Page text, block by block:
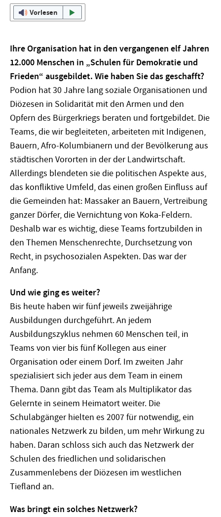
Vorlesen
Ihre Organisation hat in den vergangenen elf Jahren
12.000 Menschen in „Schulen für Demokratie und
Frieden“ ausgebildet. Wie haben Sie das geschafft?
Podion hat 30 Jahre lang soziale Organisationen und
Diözesen in Solidarität mit den Armen und den
Opfern des Bürgerkriegs beraten und fortgebildet. Die
Teams, die wir begleiteten, arbeiteten mit Indigenen,
Bauern, Afro-Kolumbianern und der Bevölkerung aus
städtischen Vororten in der der Landwirtschaft.
Allerdings blendeten sie die politischen Aspekte aus,
das konfliktive Umfeld, das einen großen Einfluss auf
die Gemeinden hat: Massaker an Bauern, Vertreibung
ganzer Dörfer, die Vernichtung von Koka-Feldern.
Deshalb war es wichtig, diese Teams fortzubilden in
den Themen Menschenrechte, Durchsetzung von
Recht, in psychosozialen Aspekten. Das war der
Anfang.
Und wie ging es weiter?
Bis heute haben wir fünf jeweils zweijährige
Ausbildungen durchgeführt. An jedem
Ausbildungszyklus nehmen 60 Menschen teil, in
Teams von vier bis fünf Kollegen aus einer
Organisation oder einem Dorf. Im zweiten Jahr
spezialisiert sich jeder aus dem Team in einem
Thema. Dann gibt das Team als Multiplikator das
Gelernte in seinem Heimatort weiter. Die
Schulabgänger hielten es 2007 für notwendig, ein
nationales Netzwerk zu bilden, um mehr Wirkung zu
haben. Daran schloss sich auch das Netzwerk der
Schulen des friedlichen und solidarischen
Zusammenlebens der Diözesen im westlichen
Tiefland an.
Was bringt ein solches Netzwerk?